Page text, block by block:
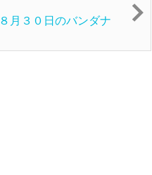
８月３０日のバンダナ